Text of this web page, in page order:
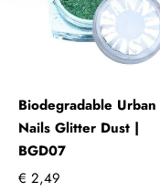
Biodegradable Urban
Nails Glitter Dust |
BGD07
€ 2,49